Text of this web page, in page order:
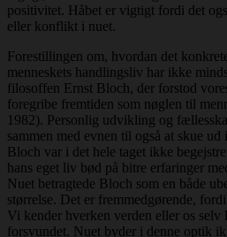
positivitet. Håbet er vigtigt fordi det
eller konflikt i nuet.
Forestillingen om, hvordan det
menneskets handlingsliv har ikke
filosoffen Ernst Bloch, der forstod
foregribe fremtiden som nøglen til
1982). Personlig udvikling og
sammen med evnen til også at skue
Bloch var i det hele taget ikke
hans eget liv bød på bitre erfaringer
Nuet betragtede Bloch som en både
størrelse. Det er fremmedgørende,
Vi kender hverken verden eller os selv
forsvundet. Nuet byder i denne optik